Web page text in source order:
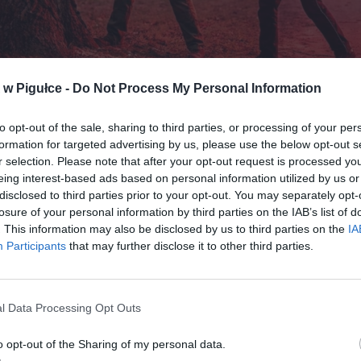
Pigułce - Do Not Process My Personal Information
opt-out of the sale, sharing to third parties, or processing of your
for targeted advertising by us, please use the below opt-out
selection. Please note that after your opt-out request is processed
interest-based ads based on personal information utilized by us
to third parties prior to your opt-out. You may separately
of your personal information by third parties on the IAB’s list of
This information may also be disclosed by us to third parties on the
Participants that may further disclose it to other third parties.
Data Processing Opt Outs
opt-out of the Sharing of my personal data.
Fot. Warszawa w Pigułce
prywatnych posesjach to temat, który od lat budzi ogromne
mamy święte prawo własności, z drugiej – dobrostan
Ustawodawca próbuje pogodzić te racje, co skutkuje
w którym łatwo się zgubić. Największym problemem jest
jest przekonanych, że jeśli drzewo nie jest pomnikiem
ich ogrodzonym terenie, mogą z nim zrobić, co chcą. To błąd. Za
wycinkę (bez zgłoszenia lub zezwolenia) grożą administracyjne kary
które są wymierzane z automatu. Nie ma tu miejsca na „czynny żal”